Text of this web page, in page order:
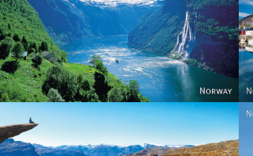
Norway